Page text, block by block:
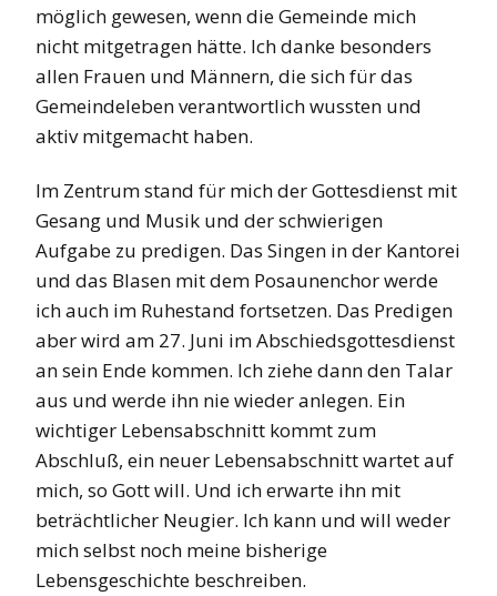
möglich gewesen, wenn die Gemeinde mich
nicht mitgetragen hätte. Ich danke besonders
allen Frauen und Männern, die sich für das
Gemeindeleben verantwortlich wussten und
aktiv mitgemacht haben.
Im Zentrum stand für mich der Gottesdienst mit
Gesang und Musik und der schwierigen
Aufgabe zu predigen. Das Singen in der Kantorei
und das Blasen mit dem Posaunenchor werde
ich auch im Ruhestand fortsetzen. Das Predigen
aber wird am 27. Juni im Abschiedsgottesdienst
an sein Ende kommen. Ich ziehe dann den Talar
aus und werde ihn nie wieder anlegen. Ein
wichtiger Lebensabschnitt kommt zum
Abschluß, ein neuer Lebensabschnitt wartet auf
mich, so Gott will. Und ich erwarte ihn mit
beträchtlicher Neugier. Ich kann und will weder
mich selbst noch meine bisherige
Lebensgeschichte beschreiben.